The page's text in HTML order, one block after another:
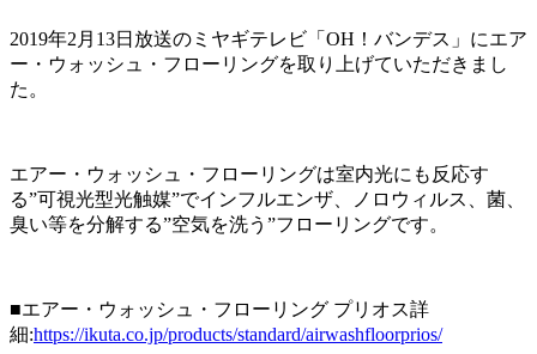
2019年2月13日放送のミヤギテレビ「OH！バンデス」にエア
ー・ウォッシュ・フローリングを取り上げていただきまし
た。
エアー・ウォッシュ・フローリングは室内光にも反応す
る”可視光型光触媒”でインフルエンザ、ノロウィルス、菌、
臭い等を分解する”空気を洗う”フローリングです。
■エアー・ウォッシュ・フローリング プリオス詳
細:https://ikuta.co.jp/products/standard/airwashfloorprios/